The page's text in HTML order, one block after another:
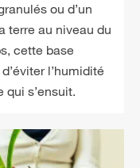
ou d’un
terre au niveau du
cette base
l’humidité
s’ensuit.